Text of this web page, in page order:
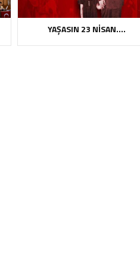
YAŞASIN 23 NİSAN….